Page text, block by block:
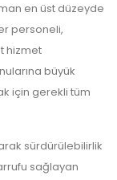
en üst düzeyde
personeli,
hizmet
büyük
için gerekli tüm
sürdürülebilirlik
sağlayan